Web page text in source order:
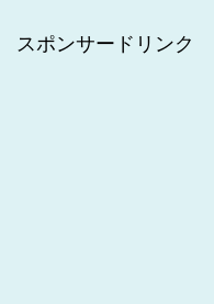
スポンサードリンク